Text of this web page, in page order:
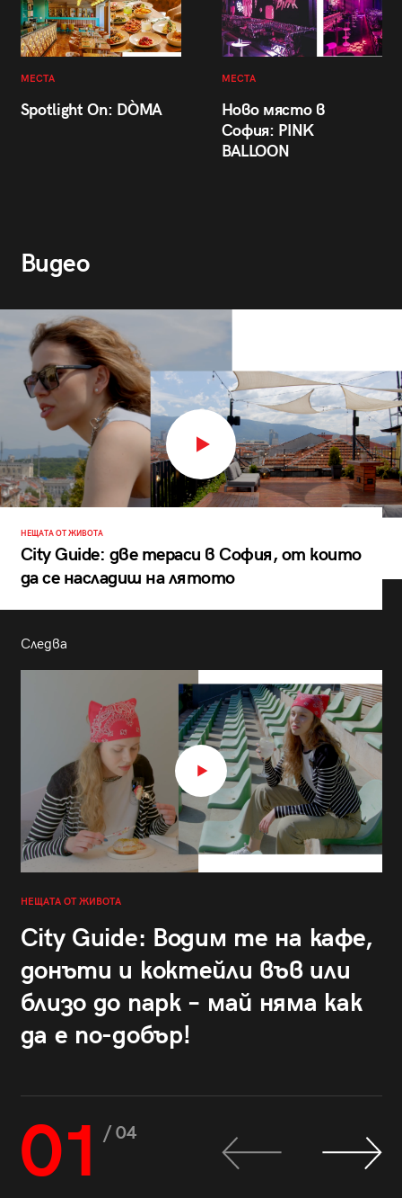
МЕСТА
Spotlight On: DÒMA
МЕСТА
Ново място в
София: PINK
BALLOON
Видео
НЕЩАТА ОТ ЖИВОТА
City Guide: две тераси в София, от които
да се насладиш на лятото
Следва
НЕЩАТА ОТ ЖИВОТА
City Guide: Водим те на кафе,
донъти и коктейли във или
близо до парк – май няма как
да е по-добър!
01 / 04